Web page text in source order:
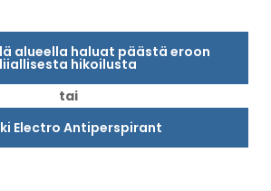
alueella haluat päästä eroon
liiallisesta hikoilusta
tai
Electro Antiperspirant